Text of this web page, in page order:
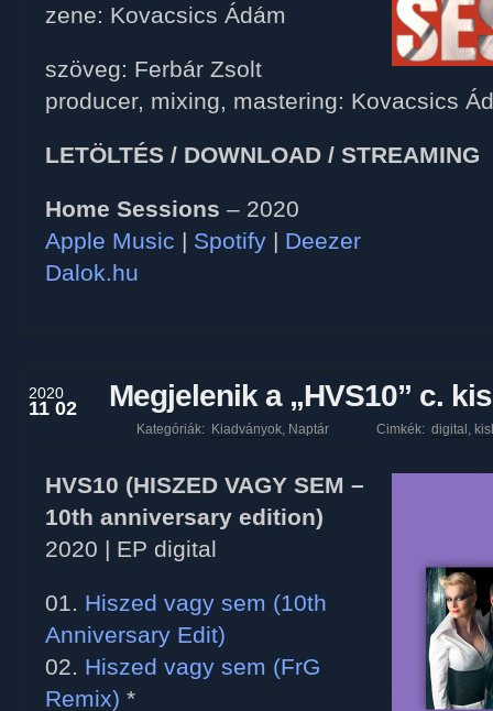
zene: Kovacsics Ádám
szöveg: Ferbár Zsolt
producer, mixing, mastering: Kovacsics
LETÖLTÉS / DOWNLOAD / STREAMING
Home Sessions – 2020
Apple Music | Spotify | Deezer
Dalok.hu
2020
11 02 Megjelenik a „HVS10” c.
Kategóriák: Kiadványok, Naptár Cimkék: digital ,
HVS10 (HISZED VAGY SEM –
10th anniversary edition)
2020 | EP digital
01. Hiszed vagy sem (10th
Anniversary Edit)
02. Hiszed vagy sem (FrG
Remix) *